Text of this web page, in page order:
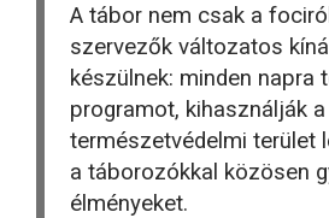
A tábor nem csak a
szervezők változatos
készülnek: minden napra
programot, kihasználják a
természetvédelmi terület
a táborozókkal közösen
élményeket.